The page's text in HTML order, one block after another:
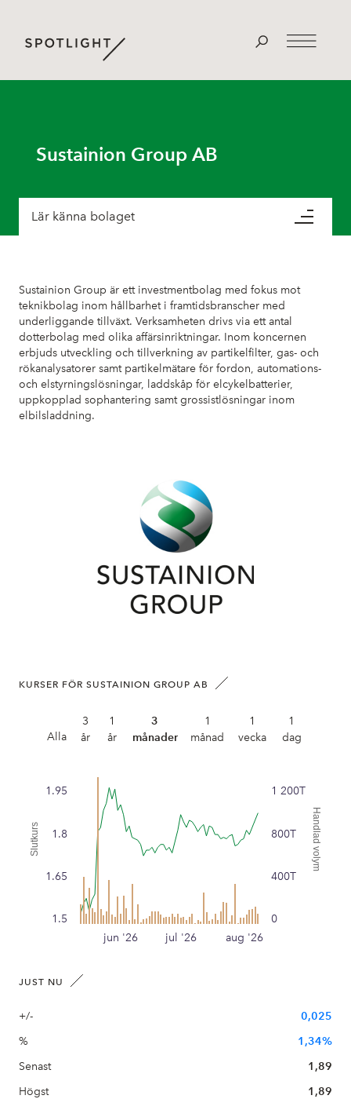
Sustainion Group AB
Lär känna bolaget
Sustainion Group är ett investmentbolag med fokus mot
teknikbolag inom hållbarhet i framtidsbranscher med
underliggande tillväxt. Verksamheten drivs via ett antal
dotterbolag med olika affärsinriktningar. Inom koncernen
erbjuds utveckling och tillverkning av partikelfilter, gas- och
rökanalysatorer samt partikelmätare för fordon, automations-
och elstyrningslösningar, laddskåp för elcykelbatterier,
uppkopplad sophantering samt grossistlösningar inom
elbilsladdning.
KURSER FÖR SUSTAINION GROUP AB
Alla
3
år
1
år
3
månader
1
månad
1
vecka
1
dag
Slutkurs Handlad volym
jun '26 jul '26 aug '26
1.5
1.65
1.8
1.95
0
400T
800T
1 200T
JUST NU
+/-
0,025
%
1,34%
Senast
1,89
Högst
1,89